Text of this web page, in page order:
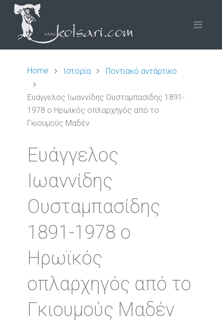
Home Ιστορία Ποντιακό αντάρτικο
Ευάγγελος Ιωαννίδης Ουσταμπασίδης 1891-
1978 ο Ηρωϊκός οπλαρχηγός από το
Γκιουμούς Μαδέν
Ευάγγελος
Ιωαννίδης
Ουσταμπασίδης
1891-1978 ο
Ηρωϊκός
οπλαρχηγός από το
Γκιουμούς Μαδέν